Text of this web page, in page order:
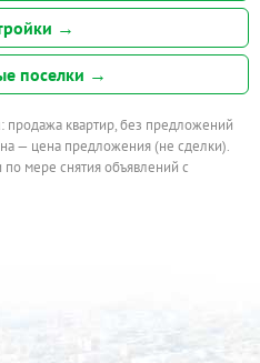
→
поселки →
продажа квартир, без предложений
— цена предложения (не сделки).
мере снятия объявлений с